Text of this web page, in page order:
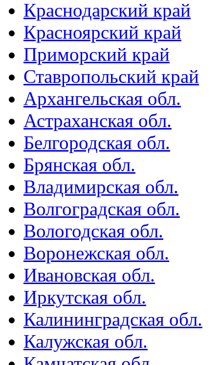
Краснодарский край
Красноярский край
Приморский край
Ставропольский край
Архангельская обл.
Астраханская обл.
Белгородская обл.
Брянская обл.
Владимирская обл.
Волгоградская обл.
Вологодская обл.
Воронежская обл.
Ивановская обл.
Иркутская обл.
Калининградская обл.
Калужская обл.